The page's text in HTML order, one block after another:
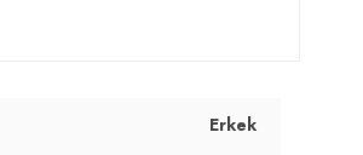
Erkek